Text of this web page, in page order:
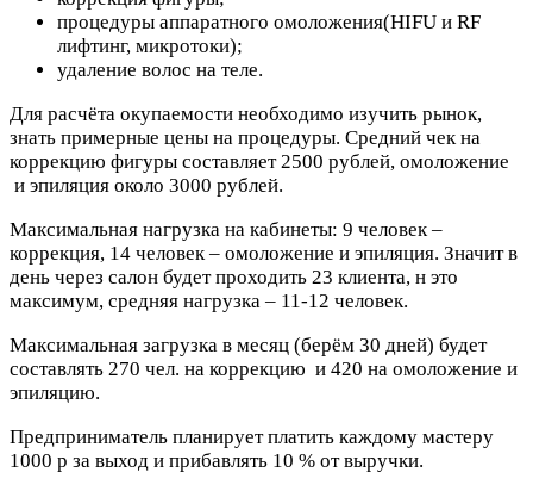
процедуры аппаратного омоложения(HIFU и RF
лифтинг, микротоки);
удаление волос на теле.
Для расчёта окупаемости необходимо изучить рынок,
знать примерные цены на процедуры. Средний чек на
коррекцию фигуры составляет 2500 рублей, омоложение
и эпиляция около 3000 рублей.
Максимальная нагрузка на кабинеты: 9 человек –
коррекция, 14 человек – омоложение и эпиляция. Значит в
день через салон будет проходить 23 клиента, н это
максимум, средняя нагрузка – 11-12 человек.
Максимальная загрузка в месяц (берём 30 дней) будет
составлять 270 чел. на коррекцию и 420 на омоложение и
эпиляцию.
Предприниматель планирует платить каждому мастеру
1000 р за выход и прибавлять 10 % от выручки.